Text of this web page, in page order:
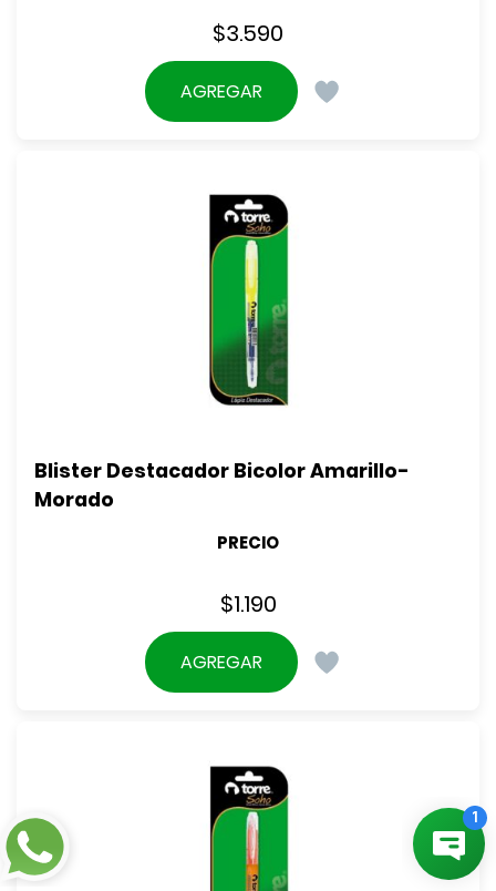
$3.590
AGREGAR
Blister Destacador Bicolor Amarillo-
Morado
PRECIO
$1.190
AGREGAR